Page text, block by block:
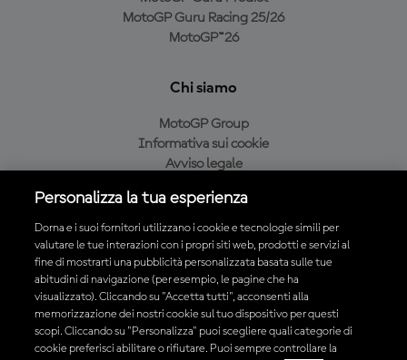
MotoGP Guru Racing 25/26
MotoGP™26
Chi siamo
MotoGP Group
Informativa sui cookie
Avviso legale
Condizioni di acquisto
Scarica l'app ufficiale MotoGP™
Personalizza la tua esperienza
Dorna e i suoi fornitori utilizzano i cookie e tecnologie simili per
valutare le tue interazioni con i propri siti web, prodotti e servizi al
fine di mostrarti una pubblicità personalizzata basata sulle tue
abitudini di navigazione (per esempio, le pagine che ha
visualizzato). Cliccando su "Accetta tutti", acconsenti alla
memorizzazione dei nostri cookie sul tuo dispositivo per questi
scopi. Cliccando su "Personalizza" puoi scegliere quali categorie di
cookie preferisci abilitare o rifiutare. Puoi sempre controllare la